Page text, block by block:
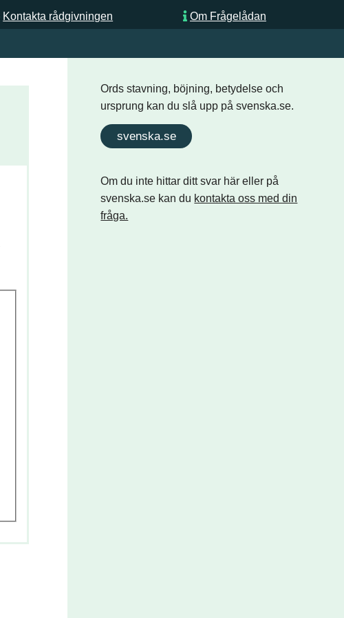
Kontakta rådgivningen Om Frågelådan
Ords stavning, böjning, betydelse och
ursprung kan du slå upp på svenska.se.
svenska.se
Om du inte hittar ditt svar här eller på
svenska.se kan du kontakta oss med din
fråga.